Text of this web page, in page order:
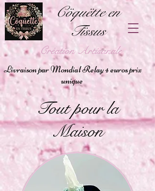
Cöquëtte en
Tïssus
Création Artisanale
Livraison par Mondial Relay 4 euros prix
unique
Tout pour la
Maison